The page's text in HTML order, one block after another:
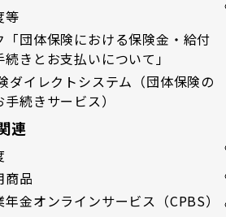
等
「団体保険における保険金・給付
きとお支払いについて」
ダイレクトシステム（団体保険の
続きサービス）
連
商品
金オンラインサービス（CPBS）